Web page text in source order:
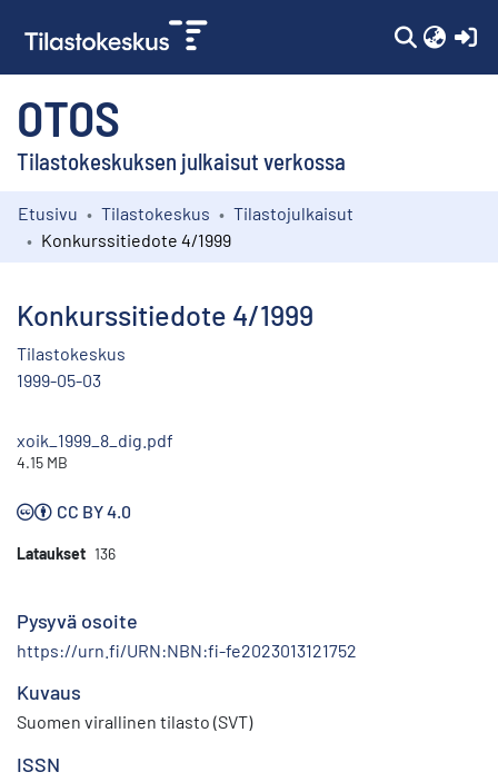
OTOS
Tilastokeskuksen julkaisut verkossa
Kokoelmat
Etusivu Tilastokeskus
Tilastojulkaisut
Konkurssitiedote 4/1999
Konkurssitiedote 4/1999
Tilastokeskus
1999-05-03
xoik_1999_8_dig.pdf
4.15 MB
CC BY 4.0
Lataukset 136
Pysyvä osoite
https://urn.fi/URN:NBN:fi-fe2023013121752
Kuvaus
Suomen virallinen tilasto (SVT)
ISSN